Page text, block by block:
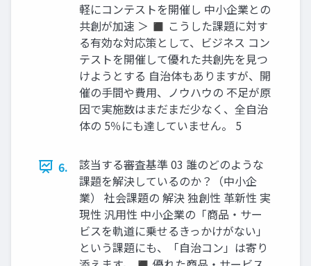
軽にコンテストを開催し 中小企業との
共創が加速 ＞ ◼ こうした課題に対す
る有効な対応策として、ビジネス コン
テストを開催して優れた共創先を見つ
けようとする 自治体もありますが、開
催の手間や費用、ノウハウの 不足が原
因で実施数はまだまだ少なく、全自治
体の 5％にも達していません。 5
6.
該当する審査基準 03 誰のどのような
課題を解決しているのか？（中小企
業） 社会課題の 解決 独創性 革新性 実
現性 汎用性 中小企業の「商品・サー
ビスを軌道に乗せるきっかけがない」
という課題にも、「自治コン」は寄り